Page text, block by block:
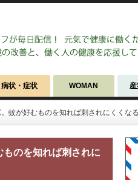
病状・症状 WOMAN
蚊が好むものを知れば刺されにくくなる
のを知れば刺されに